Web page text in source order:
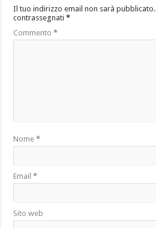
Il tuo indirizzo email non sarà pubblicato.
contrassegnati*
Commento*
Nome*
Email*
Sito web